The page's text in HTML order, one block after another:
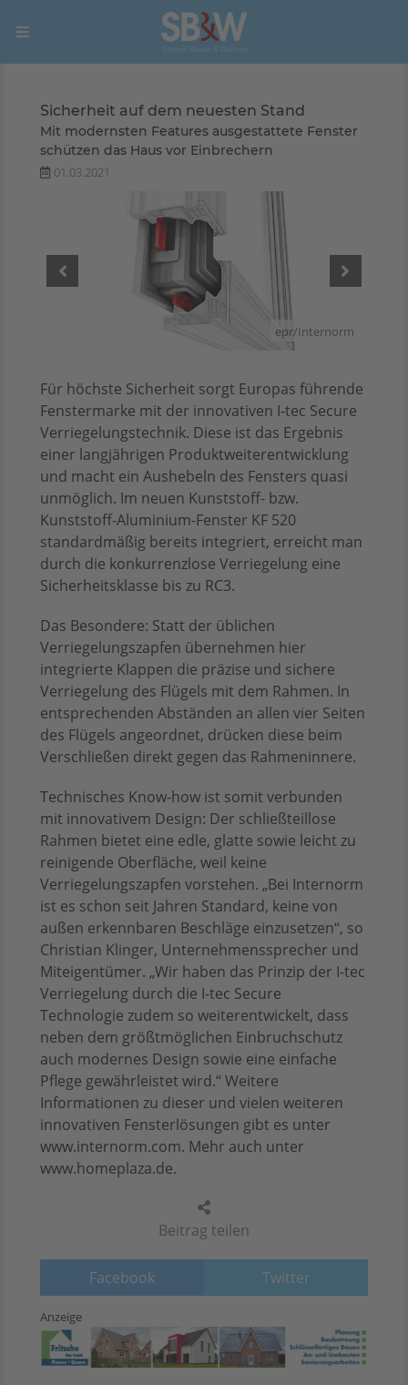
Sicherheit auf dem neuesten Stand
Mit modernsten Features ausgestattete Fenster
schützen das Haus vor Einbrechern
01.03.2021
epr/Internorm
Beitrag teilen
Facebook Twitter
Für höchste Sicherheit sorgt Europas führende
Fenstermarke mit der innovativen I-tec Secure
Verriegelungstechnik. Diese ist das Ergebnis
einer langjährigen Produktweiterentwicklung
und macht ein Aushebeln des Fensters quasi
unmöglich. Im neuen Kunststoff- bzw.
Kunststoff-Aluminium-Fenster KF 520
standardmäßig bereits integriert, erreicht man
durch die konkurrenzlose Verriegelung eine
Sicherheitsklasse bis zu RC3.
Das Besondere: Statt der üblichen
Verriegelungszapfen übernehmen hier
integrierte Klappen die präzise und sichere
Verriegelung des Flügels mit dem Rahmen. In
entsprechenden Abständen an allen vier Seiten
des Flügels angeordnet, drücken diese beim
Verschließen direkt gegen das Rahmeninnere.
Technisches Know-how ist somit verbunden
mit innovativem Design: Der schließteillose
Rahmen bietet eine edle, glatte sowie leicht zu
reinigende Oberfläche, weil keine
Verriegelungszapfen vorstehen. „Bei Internorm
ist es schon seit Jahren Standard, keine von
außen erkennbaren Beschläge einzusetzen“, so
Christian Klinger, Unternehmenssprecher und
Miteigentümer. „Wir haben das Prinzip der I-tec
Verriegelung durch die I-tec Secure
Technologie zudem so weiterentwickelt, dass
neben dem größtmöglichen Einbruchschutz
auch modernes Design sowie eine einfache
Pflege gewährleistet wird.“ Weitere
Informationen zu dieser und vielen weiteren
innovativen Fensterlösungen gibt es unter
www.internorm.com. Mehr auch unter
www.homeplaza.de.
Anzeige